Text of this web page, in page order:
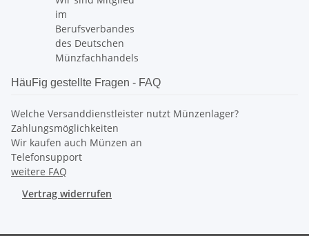
im
Berufsverbandes
des Deutschen
Münzfachhandels
HäuFig gestellte Fragen - FAQ
Welche Versanddienstleister nutzt Münzenlager?
Zahlungsmöglichkeiten
Wir kaufen auch Münzen an
Telefonsupport
weitere FAQ
Vertrag widerrufen